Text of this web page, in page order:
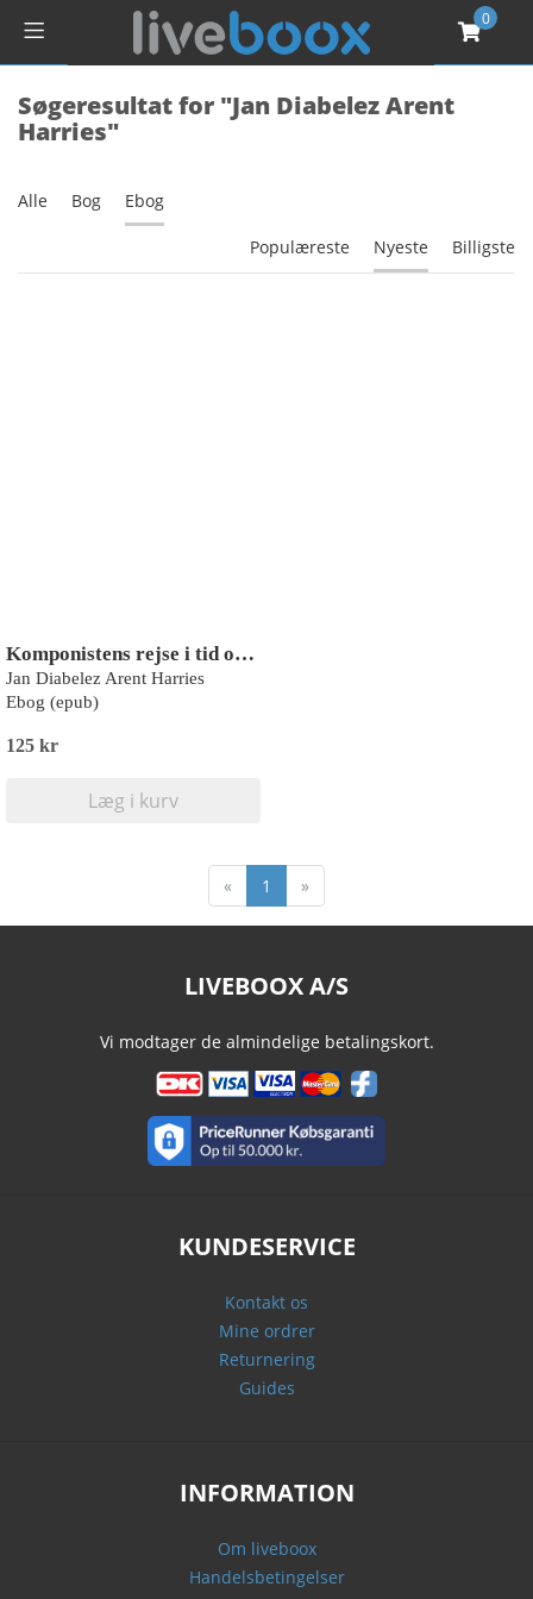
0
Søgeresultat for "Jan Diabelez Arent
Harries"
Alle Bog Ebog
Populæreste Nyeste Billigste
Komponistens rejse i tid og rum
Jan Diabelez Arent Harries
Ebog (epub)
125 kr
Læg i kurv
« 1 »
LIVEBOOX A/S
Vi modtager de almindelige betalingskort.
KUNDESERVICE
Kontakt os
Mine ordrer
Returnering
Guides
INFORMATION
Om liveboox
Handelsbetingelser